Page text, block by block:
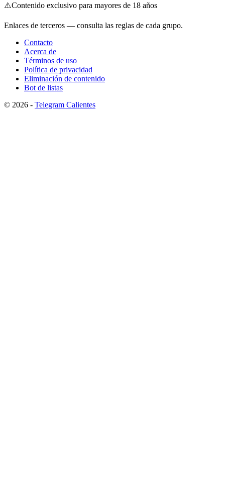
⚠️Contenido exclusivo para mayores de 18 años
Enlaces de terceros — consulta las reglas de cada grupo.
Contacto
Acerca de
Términos de uso
Política de privacidad
Eliminación de contenido
Bot de listas
© 2026 - Telegram Calientes